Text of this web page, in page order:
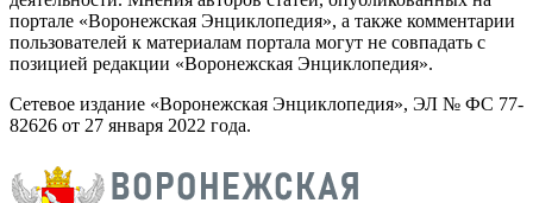
портале «Воронежская Энциклопедия», а также комментарии
пользователей к материалам портала могут не совпадать с
позицией редакции «Воронежская Энциклопедия».
Сетевое издание «Воронежская Энциклопедия», ЭЛ № ФС 77-
82626 от 27 января 2022 года.